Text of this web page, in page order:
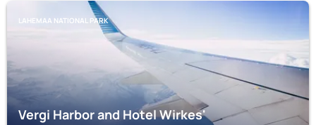
LAHEMAA NATIONAL PARK
Vergi Harbor and Hotel Wirkes'